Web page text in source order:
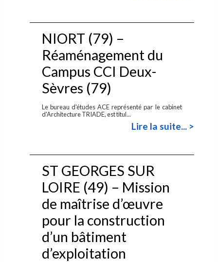
NIORT (79) –
Réaménagement du
Campus CCI Deux-
Sèvres (79)
Le bureau d'études ACE représenté par le cabinet
d'Architecture TRIADE, est titul...
Lire la suite... >
ST GEORGES SUR
LOIRE (49) – Mission
de maîtrise d’œuvre
pour la construction
d’un bâtiment
d’exploitation